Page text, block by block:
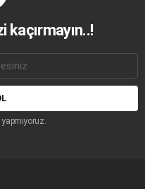
kaçırmayın..!